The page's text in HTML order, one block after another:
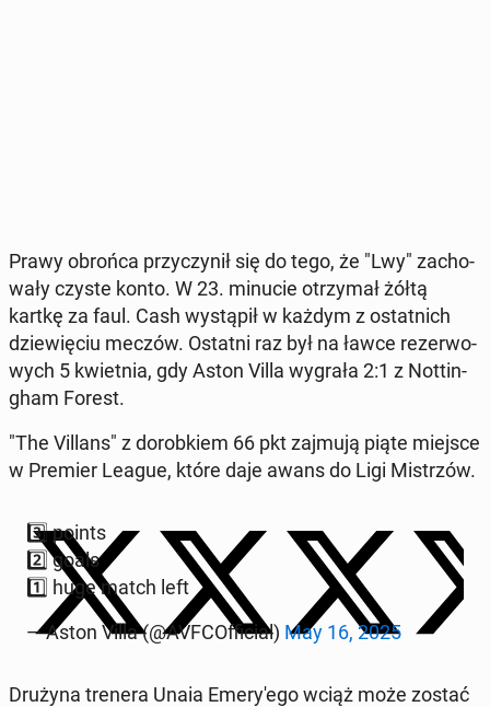
Prawy obrońca przy­czy­nił się do tego, że "Lwy" za­cho­
wa­ły czyste konto. W 23. minucie otrzy­mał żółtą
kartkę za faul. Cash wy­stą­pił w każdym z ostat­nich
dzie­wię­ciu meczów. Ostatni raz był na ławce re­zer­wo­
wych 5 kwiet­nia, gdy Aston Villa wygrała 2:1 z Not­tin­
gham Forest.
"The Villans" z do­rob­kiem 66 pkt zajmują piąte miejsce
w Premier League, które daje awans do Ligi Mi­strzów.
3️⃣ points
2️⃣ goals
1️⃣ huge match left
— Aston Villa (@AVF­COf­fi­cial) May 16, 2025
Drużyna trenera Unaia Eme­ry­'e­go wciąż może zostać